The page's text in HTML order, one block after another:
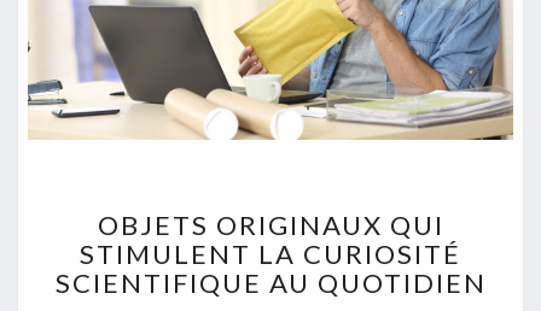
B
J
E
OBJETS ORIGINAUX QUI
STIMULENT LA CURIOSITÉ
SCIENTIFIQUE AU QUOTIDIEN